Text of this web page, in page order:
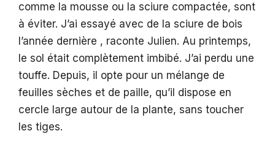
comme la mousse ou la sciure compactée, sont
à éviter. J’ai essayé avec de la sciure de bois
l’année dernière , raconte Julien. Au printemps,
le sol était complètement imbibé. J’ai perdu une
touffe. Depuis, il opte pour un mélange de
feuilles sèches et de paille, qu’il dispose en
cercle large autour de la plante, sans toucher
les tiges.